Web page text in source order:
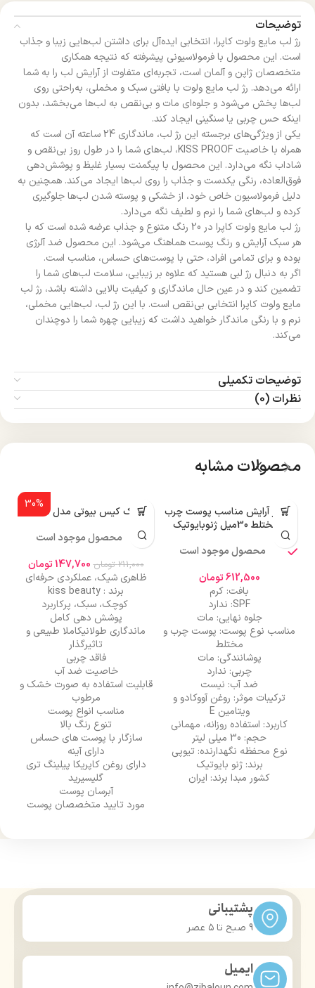
توضیحات
رژ لب مایع ولوت کاپرا، انتخابی ایده‌آل برای داشتن لب‌هایی زیبا و جذاب
است. این محصول با فرمولاسیونی پیشرفته که نتیجه همکاری
متخصصان ژاپن و آلمان است، تجربه‌ای متفاوت از آرایش لب را به شما
ارائه می‌دهد. رژ لب مایع ولوت با بافتی سبک و مخملی، به‌راحتی روی
لب‌ها پخش می‌شود و جلوه‌ای مات و بی‌نقص به لب‌ها می‌بخشد، بدون
اینکه حس چربی یا سنگینی ایجاد کند.
یکی از ویژگی‌های برجسته این رژ لب، ماندگاری 24 ساعته آن است که
همراه با خاصیت KISS PROOF، لب‌های شما را در طول روز بی‌نقص و
شاداب نگه می‌دارد. این محصول با پیگمنت بسیار غلیظ و پوشش‌دهی
فوق‌العاده، رنگی یکدست و جذاب را روی لب‌ها ایجاد می‌کند. همچنین به
دلیل فرمولاسیون خاص خود، از خشکی و پوسته شدن لب‌ها جلوگیری
کرده و لب‌های شما را نرم و لطیف نگه می‌دارد.
رژ لب مایع ولوت کاپرا در 20 رنگ متنوع و جذاب عرضه شده است که با
هر سبک آرایش و رنگ پوست هماهنگ می‌شود. این محصول ضد آلرژی
بوده و برای تمامی افراد، حتی با پوست‌های حساس، مناسب است.
اگر به دنبال رژ لبی هستید که علاوه بر زیبایی، سلامت لب‌های شما را
تضمین کند و در عین حال ماندگاری و کیفیت بالایی داشته باشد، رژ لب
مایع ولوت کاپرا انتخابی بی‌نقص است. با این رژ لب، لب‌هایی مخملی،
نرم و با رنگی ماندگار خواهید داشت که زیبایی چهره شما را دوچندان
می‌کند.
توضیحات تکمیلی
نظرات (0)
محصولات مشابه
پرایمر آرایش مناسب پوست چرب
و مختلط 30میل ژنوبایوتیک
محصول موجود است
612,500تومان
بافت: کرم
SPF: ندارد
جلوه نهایی: مات
مناسب نوع پوست: پوست چرب و
مختلط
پوشانندگی: مات
چربی: ندارد
ضد آب: نیست
ترکیبات موثر: روغن آووکادو و
ویتامین E
کاربرد: استفاده روزانه، مهمانی
حجم: 30 میلی لیتر
نوع محفظه نگهدارنده: تیوپی
برند: ژنو بایوتیک
کشور مبدا برند: ایران
30%
پنکک کیس بیوتی مدل R505
محصول موجود است
211,000 تومان 147,700تومان
ظاهری شیک، عملکردی حرفه‌ای
برند : kiss beauty
کوچک، سبک، پرکاربرد
پوشش دهی کامل
ماندگاری طولانیکاملا طبیعی و
تاثیرگذار
فاقد چربی
خاصیت ضد آب
قابلیت استفاده به صورت خشک و
مرطوب
مناسب انواع پوست
تنوع رنگ بالا
سازگار با پوست های حساس
دارای آینه
دارای روغن کاپریکا پیلینگ تری
گلیسیرید
آبرسان پوست
مورد تایید متخصصان پوست
پشتیبانی
9 صبح تا ۵ عصر
ایمیل